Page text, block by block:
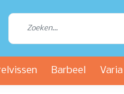
Barbeel Varia